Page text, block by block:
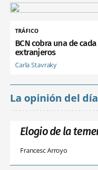
TRÁFICO
BCN cobra una de
extranjeros
Carla Stavraky
La opinión del día
Elogio de la
Francesc Arroyo